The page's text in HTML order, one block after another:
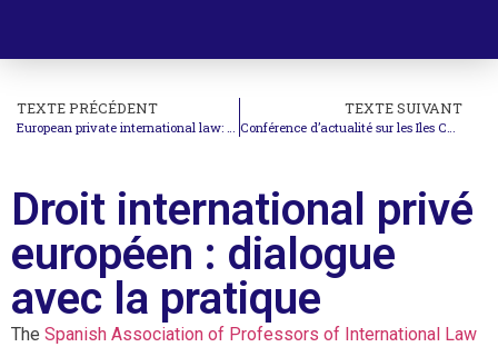
TEXTE PRÉCÉDENT
European private international law: Dialogue with legal practice
TEXTE SUIVANT
Conférence d’actualité sur les Iles Chagos (M. Meetarbhan)
Droit international privé
européen : dialogue
avec la pratique
The Spanish Association of Professors of International Law